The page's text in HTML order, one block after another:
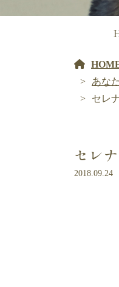
あな
セレ
セレ
2018.09.24